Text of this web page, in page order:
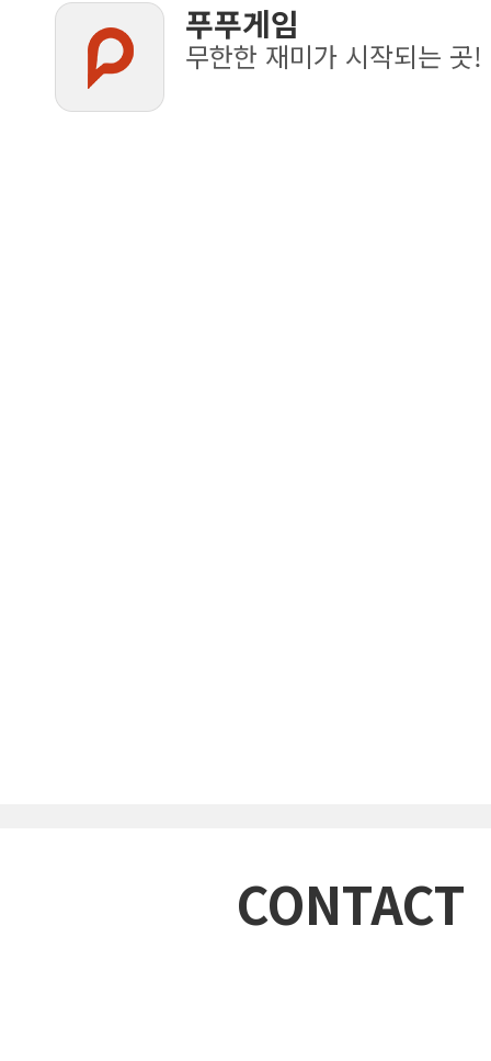
푸푸게임
무한한 재미가 시작되는 곳!
CONTACT